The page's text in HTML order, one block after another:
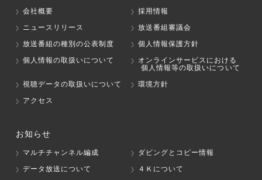
会社概要
採用情報
ニュースリリース
放送番組審議会
放送番組の種別の公表制度
個人情報保護方針
個人情報の取扱いについて
オンラインサービスにおける
個人情報等の取扱いについて
視聴データの取扱いについて
環境方針
アクセス
お知らせ
マルチチャンネル編成
ダビングとコピー情報
データ放送について
４Ｋについて